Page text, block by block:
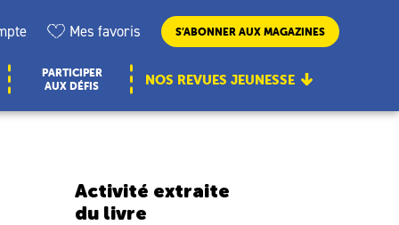
Mes favoris S’ABONNER AUX MAGAZINES
PARTICIPER
AUX DÉFIS
NOS REVUES JEUNESSE
Activité extraite
du livre